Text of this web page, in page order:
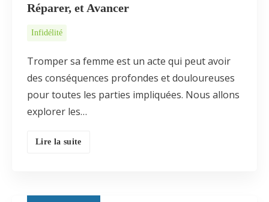
Réparer, et Avancer
Infidélité
Tromper sa femme est un acte qui peut avoir
des conséquences profondes et douloureuses
pour toutes les parties impliquées. Nous allons
explorer les…
Lire la suite